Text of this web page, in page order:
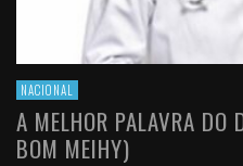
NACIONAL
A MELHOR PALAVRA DO
BOM MEIHY)